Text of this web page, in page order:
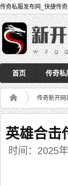
传奇私服发布网_快捷传
首页 传奇私
传奇新开网
英雄合击
时间：2025